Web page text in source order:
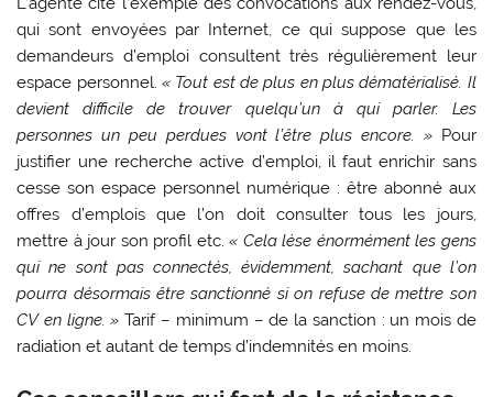
qui sont envoyées par Internet, ce qui suppose que les
demandeurs d’emploi consultent très régulièrement leur
espace personnel. « Tout est de plus en plus dématérialisé. Il
devient difficile de trouver quelqu’un à qui parler. Les
personnes un peu perdues vont l’être plus encore. »Pour
justifier une recherche active d’emploi, il faut enrichir sans
cesse son espace personnel numérique : être abonné aux
offres d’emplois que l’on doit consulter tous les jours,
mettre à jour son profil etc.« Cela lèse énormément les gens
qui ne sont pas connectés, évidemment, sachant que l’on
pourra désormais être sanctionné si on refuse de mettre son
CV en ligne. » Tarif – minimum – de la sanction : un mois de
radiation et autant de temps d’indemnités en moins.